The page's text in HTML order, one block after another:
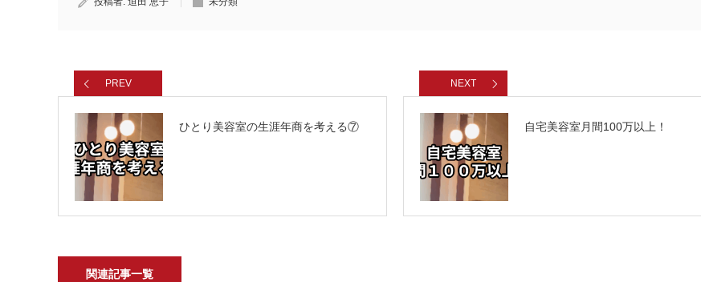
PREV
ひとり美容室の生涯年商を考える⑦
NEXT
自宅美容室月間100万以上！
関連記事一覧